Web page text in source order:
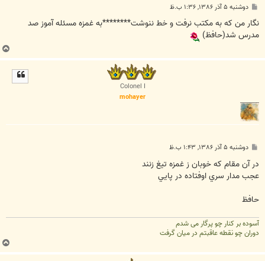
پ
ت
دوشنبه ۵ آذر ۱۳۸۶, ۱:۳۶ ب.ظ
نگار من كه به مكتب نرفت و خط ننوشت********به غمزه مسئله آموز صد
مدرس شد(حافظ)
ب
ا
Colonel I
mohayer
پ
ت
دوشنبه ۵ آذر ۱۳۸۶, ۱:۴۳ ب.ظ
در آن مقام که خوبان ز غمزه تيغ زنند
عجب مدار سري اوفتاده در پايي
حافظ
آسوده بر کنار چو پرگار می شدم
دوران چو نقطه عاقبتم در میان گرفت
ب
ا